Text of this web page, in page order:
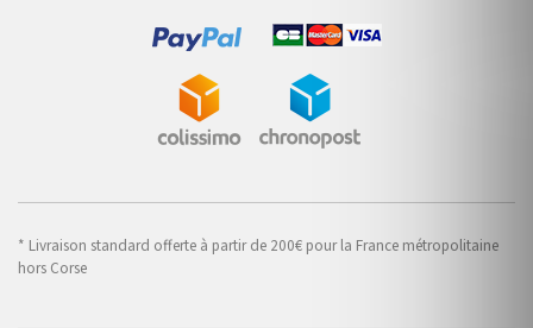
* Livraison standard offerte à partir de 200€ pour la France métropolitaine
hors Corse